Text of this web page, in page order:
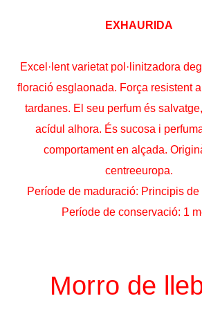
EXHAURIDA
Excel·lent varietat pol·linitzadora
floració esglaonada. Força resistent
tardanes. El seu perfum és
acídul alhora. És sucosa i
comportament en alçada.
centreeuropa.
Període de maduració: Principis de
Període de conservació: 1
Morro de